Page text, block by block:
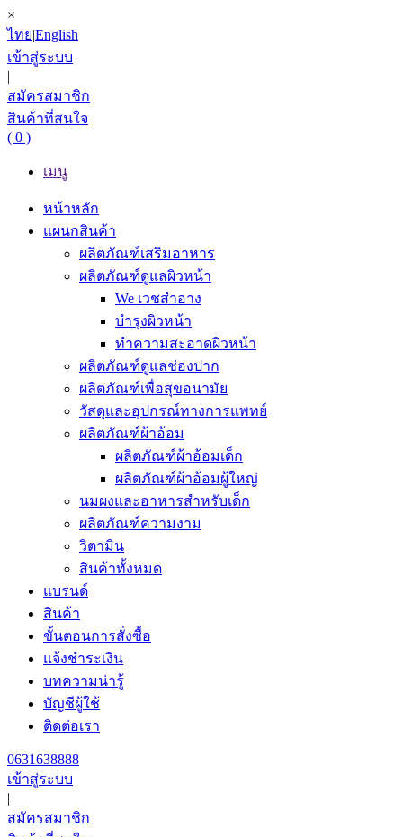
×
ไทย|English
เข้าสู่ระบบ
|
สมัครสมาชิก
สินค้าที่สนใจ
( 0 )
เมนู
หน้าหลัก
แผนกสินค้า
ผลิตภัณฑ์เสริมอาหาร
ผลิตภัณฑ์ดูแลผิวหน้า
We เวชสำอาง
บำรุงผิวหน้า
ทำความสะอาดผิวหน้า
ผลิตภัณฑ์ดูแลช่องปาก
ผลิตภัณฑ์เพื่อสุขอนามัย
วัสดุและอุปกรณ์ทางการแพทย์
ผลิตภัณฑ์ผ้าอ้อม
ผลิตภัณฑ์ผ้าอ้อมเด็ก
ผลิตภัณฑ์ผ้าอ้อมผู้ใหญ่
นมผงและอาหารสำหรับเด็ก
ผลิตภัณฑ์ความงาม
วิตามิน
สินค้าทั้งหมด
แบรนด์
สินค้า
ขั้นตอนการสั่งซื้อ
แจ้งชำระเงิน
บทความน่ารู้
บัญชีผู้ใช้
ติดต่อเรา
0631638888
เข้าสู่ระบบ
|
สมัครสมาชิก